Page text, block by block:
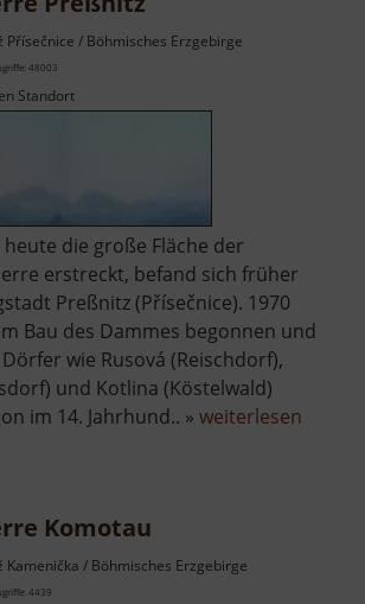
Přísečnice / Böhmisches Erzgebirge
48003
Standort
die große Fläche der
erstreckt, befand sich früher
Preßnitz (Přísečnice). 1970
Bau des Dammes begonnen und
wie Rusová (Reischdorf),
und Kotlina (Köstelwald)
im 14. Jahrhund.. » weiterlesen
Komotau
Kamenička / Böhmisches Erzgebirge
4439